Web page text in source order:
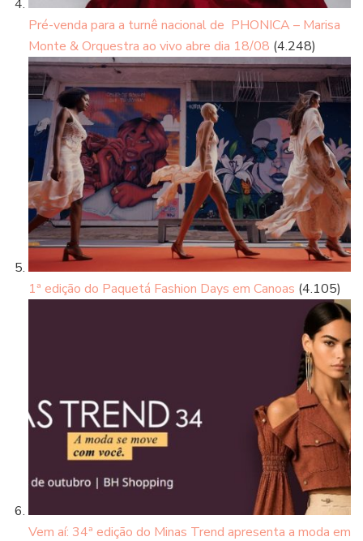
Pré-venda para a turnê nacional de PHONICA – Marisa
Monte & Orquestra ao vivo abre dia 18/08 (4.248)
1ª edição do Paquetá Fashion Days em Canoas (4.105)
Vem aí: 34ª edição do Minas Trend apresenta a moda em